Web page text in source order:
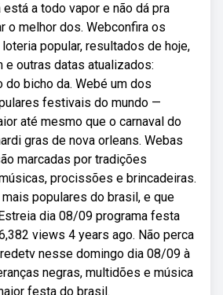
a todo vapor e não dá pra
o melhor dos. Webconfira os
popular, resultados de hoje,
e outras datas atualizados:
do bicho da. Webé um dos
festivais do mundo —
até mesmo que o carnaval do
gras de nova orleans. Webas
marcadas por tradições
procissões e brincadeiras.
populares do brasil, e que
dia 08/09 programa festa
views 4 years ago. Não perca
nesse domingo dia 08/09 à
negras, multidões e música
festa do brasil.